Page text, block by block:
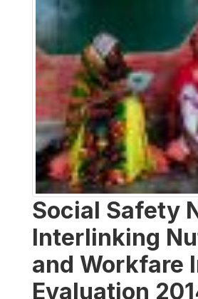
Social Safety
Interlinking
and Workfare
Evaluation